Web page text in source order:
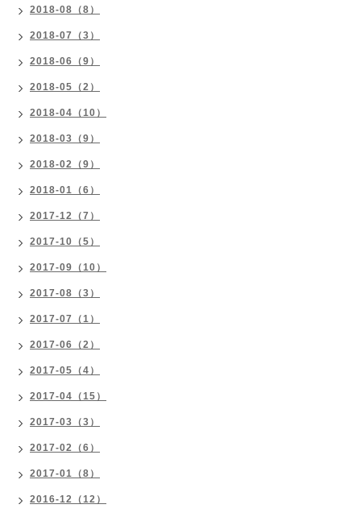
2018-08（8）
2018-07（3）
2018-06（9）
2018-05（2）
2018-04（10）
2018-03（9）
2018-02（9）
2018-01（6）
2017-12（7）
2017-10（5）
2017-09（10）
2017-08（3）
2017-07（1）
2017-06（2）
2017-05（4）
2017-04（15）
2017-03（3）
2017-02（6）
2017-01（8）
2016-12（12）